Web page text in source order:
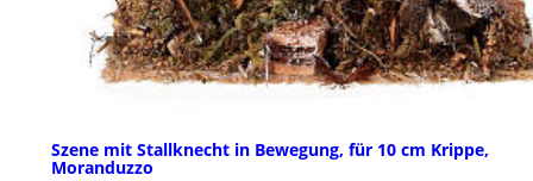
Szene mit Stallknecht in Bewegung, für 10 cm Krippe,
Moranduzzo